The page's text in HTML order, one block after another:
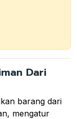
Dari
barang dari
mengatur